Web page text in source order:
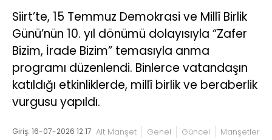
Siirt’te, 15 Temmuz Demokrasi ve Millî Birlik
Günü’nün 10. yıl dönümü dolayısıyla “Zafer
Bizim, İrade Bizim” temasıyla anma
programı düzenlendi. Binlerce vatandaşın
katıldığı etkinliklerde, millî birlik ve beraberlik
vurgusu yapıldı.
Giriş: 16-07-2026 12:17 Alt Manşet Genel Güncel Manşetler